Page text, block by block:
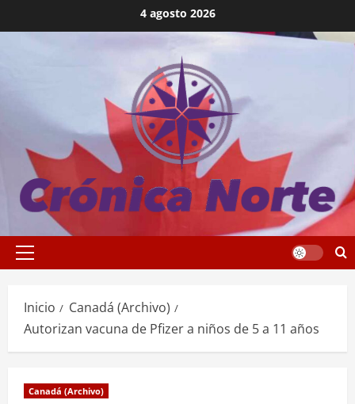
al
4 agosto 2026
Menú
Inicio
Canadá (Archivo)
Autorizan vacuna de Pfizer a niños de 5 a 11 años
Canadá (Archivo)